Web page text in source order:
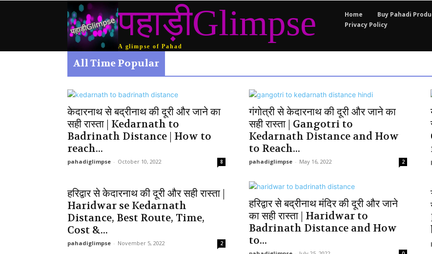
पहाड़ीGlimpse
A glimpse of Pahad
Home Buy Pahadi
Privacy Policy
All Time Popular
केदारनाथ से बद्रीनाथ की दूरी और जाने का
सही रास्ता | Kedarnath to
Badrinath Distance | How to
reach...
pahadiglimpse - October 10, 2022 8
गंगोत्री से केदारनाथ की दूरी और जाने का
सही रास्ता | Gangotri to
Kedarnath Distance and How
to Reach...
pahadiglimpse - May 16, 2022 2
हरिद्वार से केदारनाथ की दूरी और सही रास्ता |
Haridwar se Kedarnath
Distance, Best Route, Time,
Cost &...
pahadiglimpse - November 5, 2022 2
हरिद्वार से बद्रीनाथ मंदिर की दूरी और जाने
का सही रास्ता | Haridwar to
Badrinath Distance and How
to...